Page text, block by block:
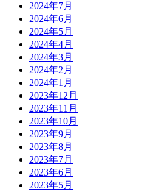
2024年7月
2024年6月
2024年5月
2024年4月
2024年3月
2024年2月
2024年1月
2023年12月
2023年11月
2023年10月
2023年9月
2023年8月
2023年7月
2023年6月
2023年5月